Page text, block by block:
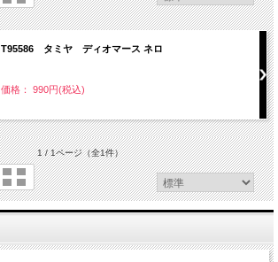
T95586 タミヤ ディオマース ネロ
価格： 990円(税込)
1 / 1ページ（全1件）